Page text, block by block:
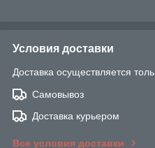
Условия доставки
Доставка осуществляется
Самовывоз
Доставка курьером
Все условия доставки